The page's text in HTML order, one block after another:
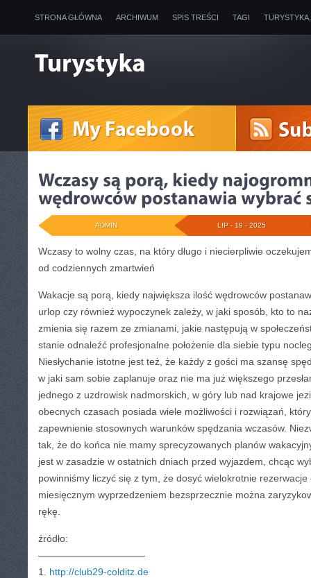
STRONA GŁÓWNA ARCHIWUM SPIS TREŚCI TAGI
LIP - 19 - 2025
ADMIN
Wczasy to wolny czas, na który długo i niecierpliwie
od codziennych zmartwień
Wakacje są porą, kiedy największa ilość wędrowców
urlop czy również wypoczynek zależy, w jaki sposób, kto to
zmienia się razem ze zmianami, jakie następują w
stanie odnaleźć profesjonalne położenie dla siebie typu
Niesłychanie istotne jest też, że każdy z gości ma szansę
w jaki sam sobie zaplanuje oraz nie ma już większego
jednego z uzdrowisk nadmorskich, w góry lub nad krajowe
obecnych czasach posiada wiele możliwości i rozwiązań,
zapewnienie stosownych warunków spędzania wczasów.
tak, że do końca nie mamy sprecyzowanych planów
jest w zasadzie w ostatnich dniach przed wyjazdem, chcąc
powinniśmy liczyć się z tym, że dosyć wielokrotnie
miesięcznym wyprzedzeniem bezsprzecznie można
rękę.
źródło:
———————————
1. http://club29-colditz.de